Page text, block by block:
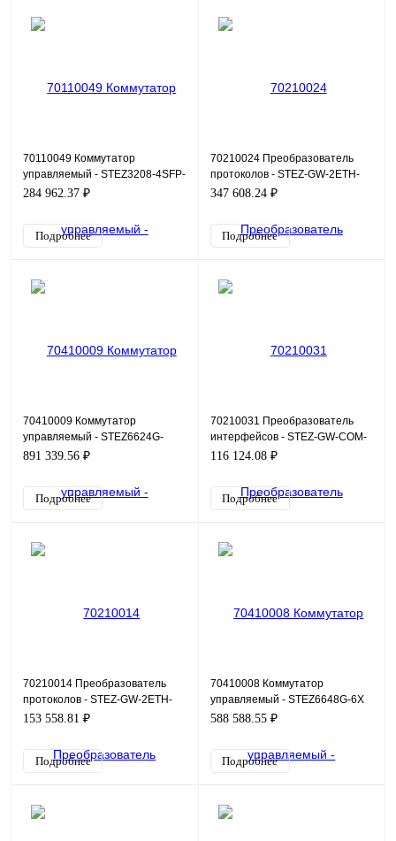
70110049 Коммутатор
управляемый - STEZ3208-4SFP-
PN
284 962.37 ₽
Подробнее
70210024 Преобразователь
протоколов - STEZ-GW-2ETH-
24RS232/485/422
347 608.24 ₽
Подробнее
70410009 Коммутатор
управляемый - STEZ6624G-
24GSFP-6X
891 339.56 ₽
Подробнее
70210031 Преобразователь
интерфейсов - STEZ-GW-COM-
2ETH-8RS232
116 124.08 ₽
Подробнее
70210014 Преобразователь
протоколов - STEZ-GW-2ETH-
4RS485
153 558.81 ₽
Подробнее
70410008 Коммутатор
управляемый - STEZ6648G-6X
588 588.55 ₽
Подробнее